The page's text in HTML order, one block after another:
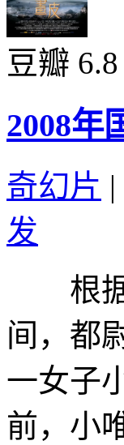
豆瓣
2008年
奇幻片 |
发
根据
间，都
一女子
前，小